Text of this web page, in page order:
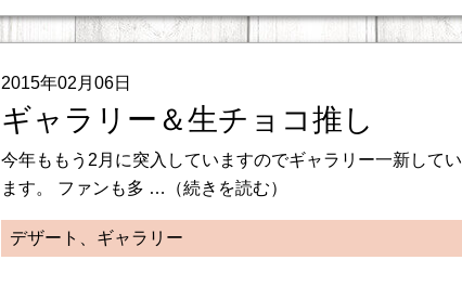
2015年02月06日
ギャラリー＆生チョコ推し
今年ももう2月に突入していますのでギャラリー一新してい
ます。 ファンも多 …（続きを読む）
デザート、ギャラリー